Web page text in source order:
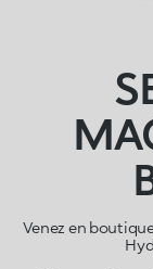
Venez en